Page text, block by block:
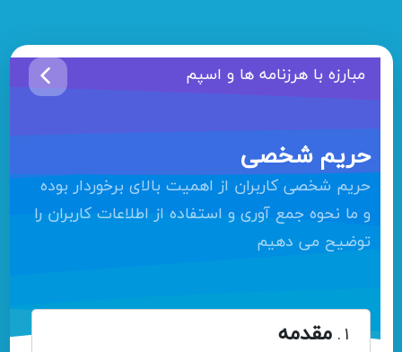
مبارزه با هرزنامه ها و اسپم
حریم شخصی
حریم شخصی کاربران از اهمیت بالای برخوردار بوده
و ما نحوه جمع آوری و استفاده از اطلاعات کاربران را
توضیح می دهیم
مقدمه